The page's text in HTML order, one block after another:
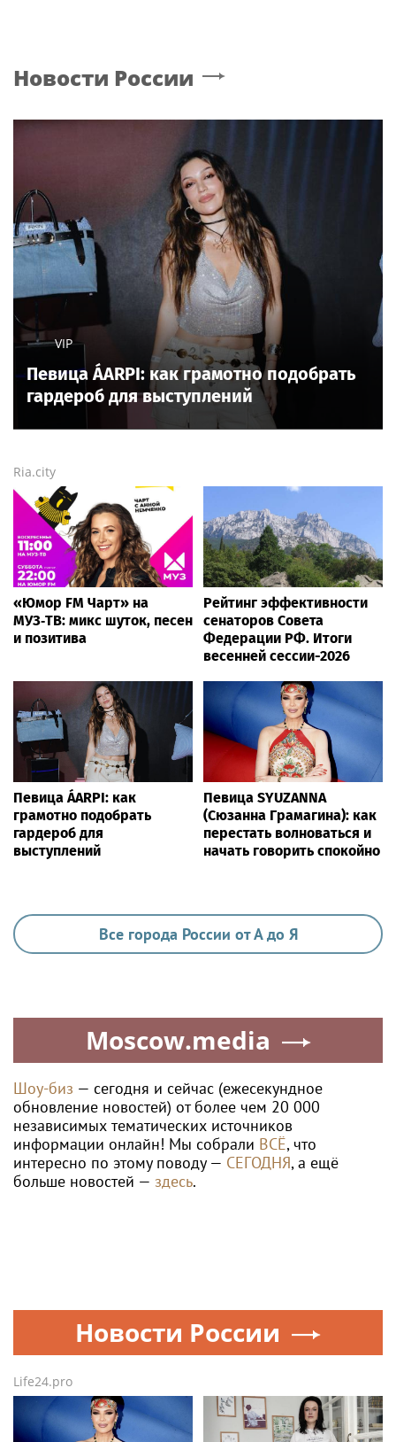
Новости России
VIP
Певица ÁARPI: как грамотно подобрать
гардероб для выступлений
Ria.city
«Юмор FM Чарт» на
МУЗ‑ТВ: микс шуток, песен
и позитива
Рейтинг эффективности
сенаторов Совета
Федерации РФ. Итоги
весенней сессии-2026
Певица ÁARPI: как
грамотно подобрать
гардероб для
выступлений
Певица SYUZANNA
(Сюзанна Грамагина): как
перестать волноваться и
начать говорить спокойно
Все города России от А до Я
Moscow.media
Шоу-биз — сегодня и сейчас (ежесекундное
обновление новостей) от более чем 20 000
независимых тематических источников
информации онлайн! Мы собрали ВСЁ, что
интересно по этому поводу — СЕГОДНЯ, а ещё
больше новостей — здесь.
Новости России
Life24.pro